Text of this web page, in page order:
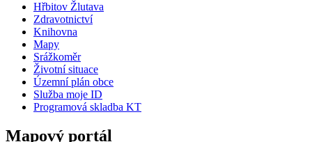
Hřbitov Žlutava
Zdravotnictví
Knihovna
Mapy
Srážkoměr
Životní situace
Územní plán obce
Služba moje ID
Programová skladba KT
Mapový portál